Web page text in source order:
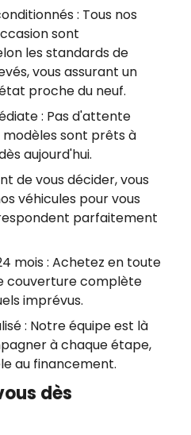
: Tous nos
sont
les standards de
vous assurant un
proche du neuf.
: Pas d'attente
sont prêts à
aujourd'hui.
de vous décider, vous
véhicules pour vous
parfaitement
mois : Achetez en toute
couverture complète
imprévus.
: Notre équipe est là
à chaque étape,
au financement.
dès